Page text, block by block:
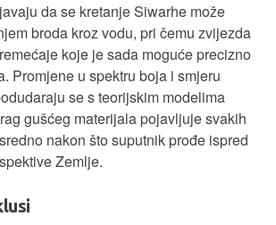
da se kretanje Siwarhe može
broda kroz vodu, pri čemu zvijezda
koje je sada moguće precizno
Promjene u spektru boja i smjeru
se s teorijskim modelima
gušćeg materijala pojavljuje svakih
nakon što suputnik prođe ispred
Zemlje.